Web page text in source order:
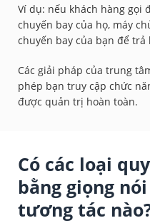
Ví dụ: nếu khách hàng gọi
chuyến bay của họ, máy
chuyến bay của bạn để
Các giải pháp của trung
phép bạn truy cập chức
được quản trị hoàn toàn.
Có các loại
bằng giọng
tương tác